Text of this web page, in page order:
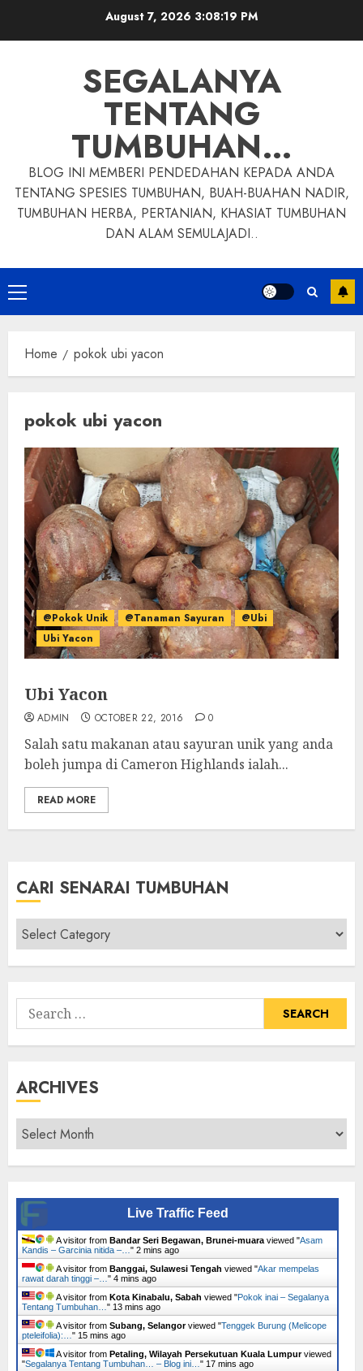
August 7, 2026 3:08:20 PM
SEGALANYA
TENTANG
TUMBUHAN…
BLOG INI MEMBERI PENDEDAHAN KEPADA ANDA
TENTANG SPESIES TUMBUHAN, BUAH-BUAHAN NADIR,
TUMBUHAN HERBA, PERTANIAN, KHASIAT TUMBUHAN
DAN ALAM SEMULAJADI..
Primary
Menu
Home pokok ubi yacon
pokok ubi yacon
@Pokok Unik @Tanaman Sayuran
@Ubi
Ubi Yacon
Ubi Yacon
ADMIN OCTOBER 22, 2016 0
Salah satu makanan atau sayuran unik yang anda
boleh jumpa di Cameron Highlands ialah...
READ MORE
CARI SENARAI TUMBUHAN
Cari
Senarai
Tumbuhan
Search
for:
ARCHIVES
Archives
Live Traffic Feed
A visitor from Bandar Seri Begawan, Brunei-muara viewed "Asam
Kandis – Garcinia nitida –… " 2 mins ago
A visitor from Banggai, Sulawesi Tengah viewed "Akar mempelas
rawat darah tinggi –… " 4 mins ago
A visitor from Kota Kinabalu, Sabah viewed "Pokok inai – Segalanya
Tentang Tumbuhan… " 13 mins ago
A visitor from Subang, Selangorviewed "Tenggek Burung (Melicope
pteleifolia):… " 15 mins ago
A visitor from Petaling, Wilayah Persekutuan Kuala Lumpurviewed
"Segalanya Tentang Tumbuhan… – Blog ini… " 18 mins ago